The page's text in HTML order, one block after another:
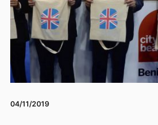
04/11/2019